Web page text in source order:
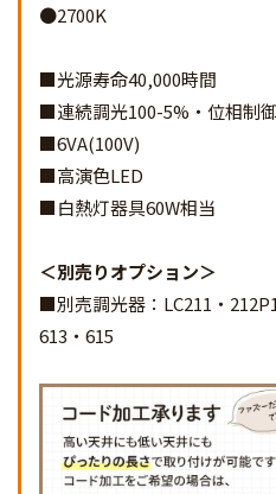
●2700K
■光源寿命40,000時間
■連続調光100-5%・位相制
■6VA(100V)
■高演色LED
■白熱灯器具60W相当
別売りオプション
■別売調光器：LC211・
613・615